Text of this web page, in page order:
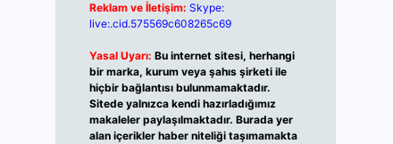
Reklam ve İletişim: Skype:
live:.cid.575569c608265c69
Yasal Uyarı: Bu internet sitesi, herhangi
bir marka, kurum veya şahıs şirketi ile
hiçbir bağlantısı bulunmamaktadır.
Sitede yalnızca kendi hazırladığımız
makaleler paylaşılmaktadır. Burada yer
alan içerikler haber niteliği taşımamakta